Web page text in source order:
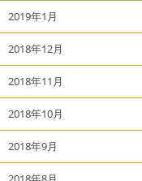
2019年1月
2018年12月
2018年11月
2018年10月
2018年9月